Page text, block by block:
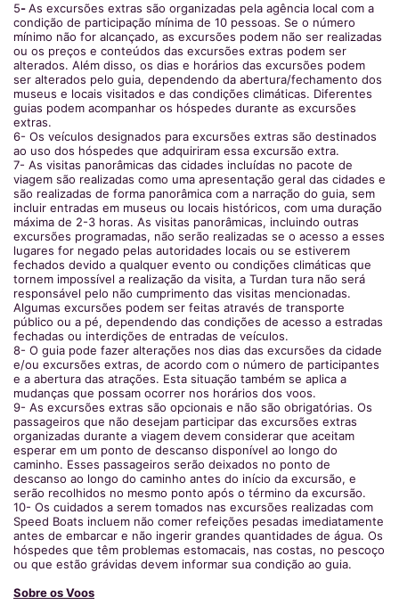
5-As excursões extras são organizadas pela agência local com a
condição de participação mínima de 10 pessoas. Se o número
mínimo não for alcançado, as excursões podem não ser realizadas
ou os preços e conteúdos das excursões extras podem ser
alterados. Além disso, os dias e horários das excursões podem
ser alterados pelo guia, dependendo da abertura/fechamento dos
museus e locais visitados e das condições climáticas. Diferentes
guias podem acompanhar os hóspedes durante as excursões
extras.
6- Os veículos designados para excursões extras são destinados
ao uso dos hóspedes que adquiriram essa excursão extra.
7- As visitas panorâmicas das cidades incluídas no pacote de
viagem são realizadas como uma apresentação geral das cidades e
são realizadas de forma panorâmica com a narração do guia, sem
incluir entradas em museus ou locais históricos, com uma duração
máxima de 2-3 horas. As visitas panorâmicas, incluindo outras
excursões programadas, não serão realizadas se o acesso a esses
lugares for negado pelas autoridades locais ou se estiverem
fechados devido a qualquer evento ou condições climáticas que
tornem impossível a realização da visita, a Turdan tura não será
responsável pelo não cumprimento das visitas mencionadas.
Algumas excursões podem ser feitas através de transporte
público ou a pé, dependendo das condições de acesso a estradas
fechadas ou interdições de entradas de veículos.
8- O guia pode fazer alterações nos dias das excursões da cidade
e/ou excursões extras, de acordo com o número de participantes
e a abertura das atrações. Esta situação também se aplica a
mudanças que possam ocorrer nos horários dos voos.
9- As excursões extras são opcionais e não são obrigatórias. Os
passageiros que não desejam participar das excursões extras
organizadas durante a viagem devem considerar que aceitam
esperar em um ponto de descanso disponível ao longo do
caminho. Esses passageiros serão deixados no ponto de
descanso ao longo do caminho antes do início da excursão, e
serão recolhidos no mesmo ponto após o término da excursão.
10- Os cuidados a serem tomados nas excursões realizadas com
Speed Boats incluem não comer refeições pesadas imediatamente
antes de embarcar e não ingerir grandes quantidades de água. Os
hóspedes que têm problemas estomacais, nas costas, no pescoço
ou que estão grávidas devem informar sua condição ao guia.
Sobre os Voos